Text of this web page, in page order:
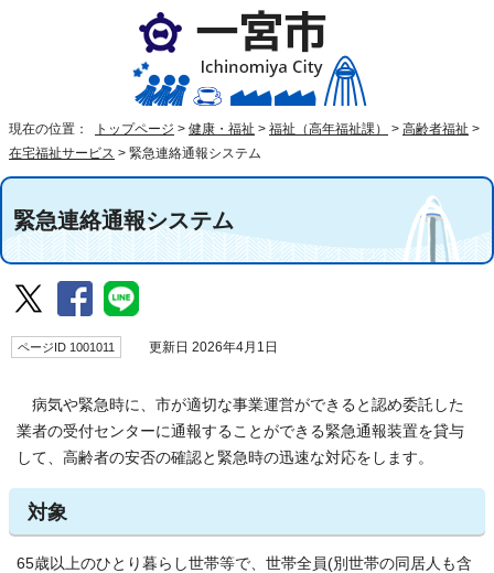
現在の位置： トップページ > 健康・福祉 > 福祉（高年福祉課） > 高齢者福祉 >
在宅福祉サービス > 緊急連絡通報システム
緊急連絡通報システム
ページID 1001011 更新日 2026年4月1日
病気や緊急時に、市が適切な事業運営ができると認め委託した
業者の受付センターに通報することができる緊急通報装置を貸与
して、高齢者の安否の確認と緊急時の迅速な対応をします。
対象
65歳以上のひとり暮らし世帯等で、世帯全員(別世帯の同居人も含